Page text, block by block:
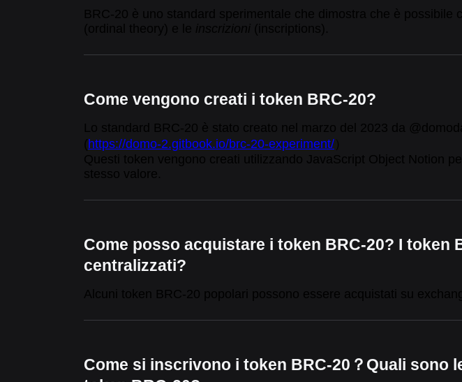
Come vengono creati i token BRC-20?
https://domo-2.gitbook.io/brc-20-experiment/
Come posso acquistare i token BRC-20? I
centralizzati?
Come si inscrivono i token BRC-20？Quali